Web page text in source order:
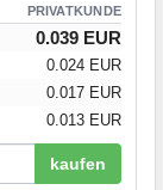
PRIVATKUNDE
0.039 EUR
0.024 EUR
0.017 EUR
0.013 EUR
kaufen